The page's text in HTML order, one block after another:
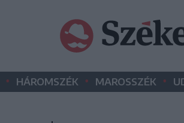
• HÁROMSZÉK • MAROSSZÉK •